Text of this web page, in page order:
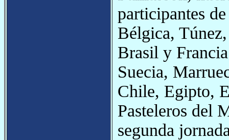
participantes
Bélgica,
Brasil y
Suecia,
Chile, Egipto,
Pasteleros del
segunda